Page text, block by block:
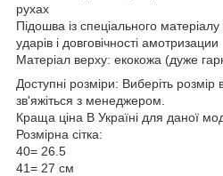
рухах
Підошва із спеціального
ударів і довговічності амотризации
Матеріал верху: екокожа (дуже
Доступні розміри: Виберіть розмір
зв'яжіться з менеджером.
Краща ціна В Україні для даної
Розмірна сітка:
40= 26.5
41= 27 см